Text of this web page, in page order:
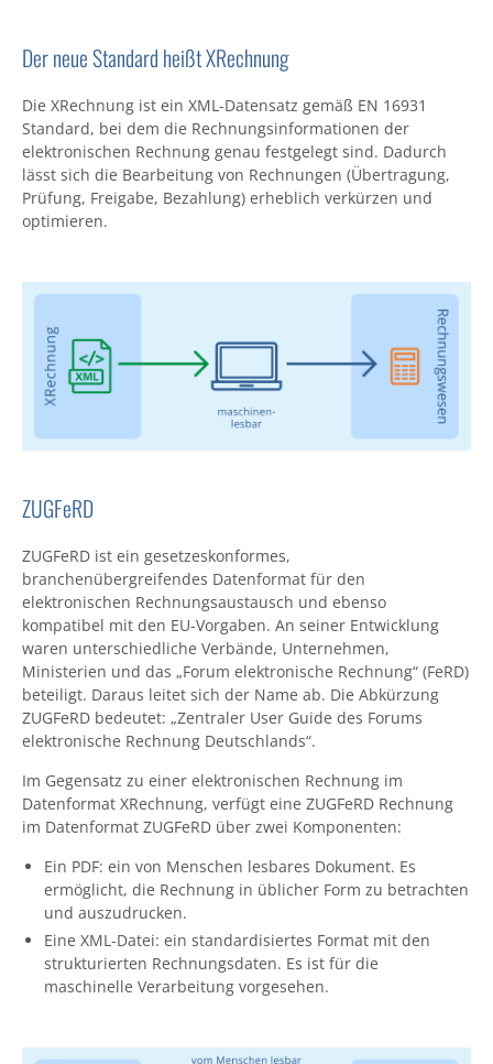
Der neue Standard heißt XRechnung
Die XRechnung ist ein XML-Datensatz gemäß EN 16931
Standard, bei dem die Rechnungsinformationen der
elektronischen Rechnung genau festgelegt sind. Dadurch
lässt sich die Bearbeitung von Rechnungen (Übertragung,
Prüfung, Freigabe, Bezahlung) erheblich verkürzen und
optimieren.
ZUGFeRD
ZUGFeRD ist ein gesetzeskonformes,
branchenübergreifendes Datenformat für den
elektronischen Rechnungsaustausch und ebenso
kompatibel mit den EU-Vorgaben. An seiner Entwicklung
waren unterschiedliche Verbände, Unternehmen,
Ministerien und das „Forum elektronische Rechnung“ (FeRD)
beteiligt. Daraus leitet sich der Name ab. Die Abkürzung
ZUGFeRD bedeutet: „Zentraler User Guide des Forums
elektronische Rechnung Deutschlands“.
Im Gegensatz zu einer elektronischen Rechnung im
Datenformat XRechnung, verfügt eine ZUGFeRD Rechnung
im Datenformat ZUGFeRD über zwei Komponenten:
Ein PDF: ein von Menschen lesbares Dokument. Es
ermöglicht, die Rechnung in üblicher Form zu betrachten
und auszudrucken.
Eine XML-Datei: ein standardisiertes Format mit den
strukturierten Rechnungsdaten. Es ist für die
maschinelle Verarbeitung vorgesehen.